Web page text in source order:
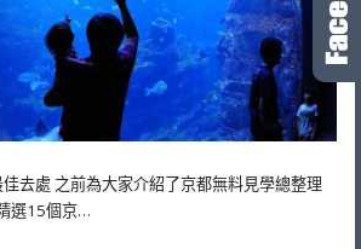
去處 之前為大家介紹了京都無料見學總整理
選15個京…